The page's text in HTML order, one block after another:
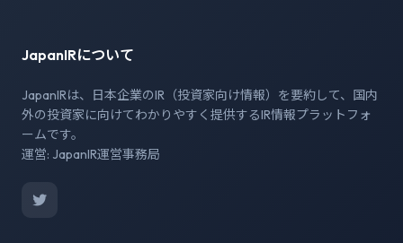
JapanIRについて
JapanIRは、日本企業のIR（投資家向け情報）を要約して、国内
外の投資家に向けてわかりやすく提供するIR情報プラットフォ
ームです。
運営: JapanIR運営事務局